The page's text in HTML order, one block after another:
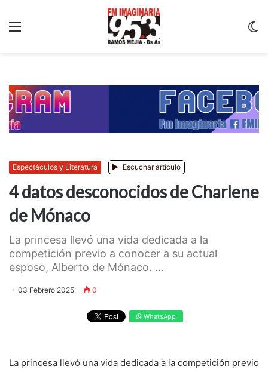
Espectáculos y Literatura Escuchar artículo
4 datos desconocidos de Charlene
de Mónaco
La princesa llevó una vida dedicada a la
competición previo a conocer a su actual
esposo, Alberto de Mónaco. ...
03 Febrero 2025 0
WhatsApp
La princesa llevó una vida dedicada a la competición previo